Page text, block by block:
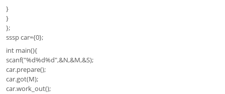
}
}
};
sssp car={0};
int main(){
scanf("%d%d%d",&N,&M,&S);
car.prepare();
car.got(M);
car.work_out();